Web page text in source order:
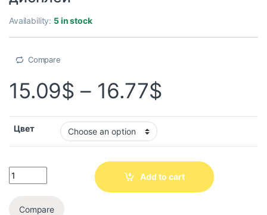
Availability: 5 in stock
Compare
15.09$ – 16.77$
Цвет
Add to cart
Compare